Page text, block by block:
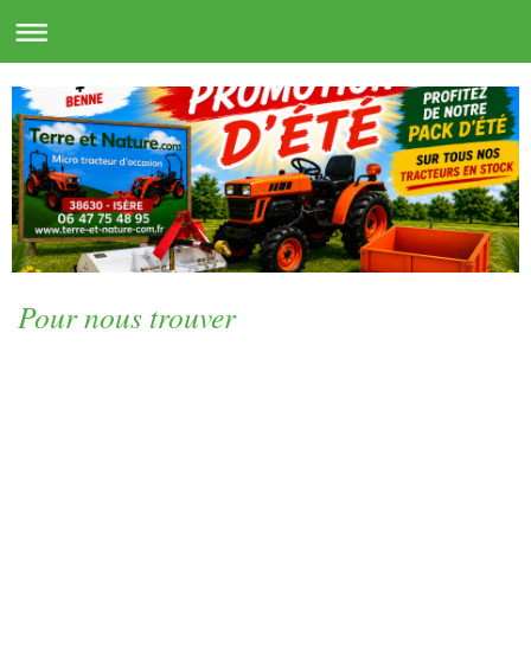
Pour nous trouver